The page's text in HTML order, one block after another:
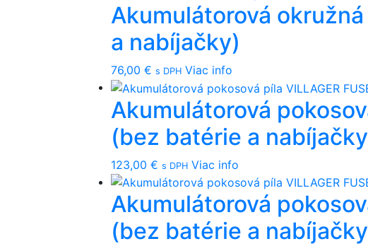
Akumulátorová okružná
a nabíjačky)
76,00 € s DPH Viac info
Akumulátorová
(bez batérie a
123,00 € s DPH Viac info
Akumulátorová
(bez batérie a